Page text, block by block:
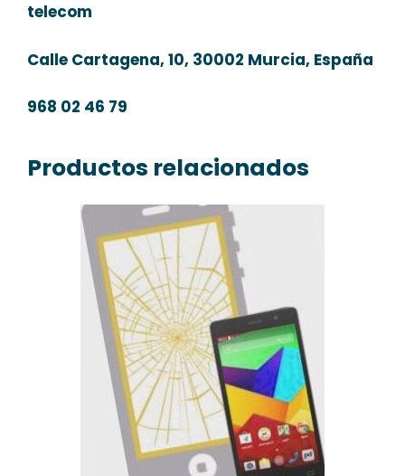
telecom
Calle Cartagena, 10, 30002 Murcia, España
968 02 46 79
Productos relacionados